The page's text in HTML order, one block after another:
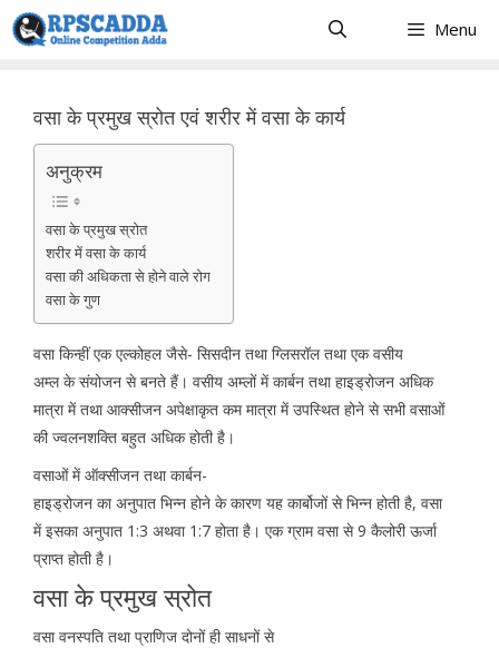
Skip
to
Menu
वसा के प्रमुख स्रोत एवं शरीर में वसा के कार्य
अनुक्रम
वसा के प्रमुख स्रोत
शरीर में वसा के कार्य
वसा की अधिकता से होने वाले रोग
वसा के गुण
वसा किन्हीं एक एल्कोहल जैसे- सिसदीन तथा ग्लिसरॉल तथा एक वसीय
अम्ल के संयोजन से बनते हैं। वसीय अम्लों में कार्बन तथा हाइड्रोजन अधिक
मात्रा में तथा आक्सीजन अपेक्षाकृत कम मात्रा में उपस्थित होने से सभी वसाओं
की ज्वलनशक्ति बहुत अधिक होती है।
वसाओं में ऑक्सीजन तथा कार्बन-
हाइड्रोजन का अनुपात भिन्न होने के कारण यह कार्बोजों से भिन्न होती है, वसा
में इसका अनुपात 1:3 अथवा 1:7 होता है। एक ग्राम वसा से 9 कैलोरी ऊर्जा
प्राप्त होती है।
वसा के प्रमुख स्रोत
वसा वनस्पति तथा प्राणिज दोनों ही साधनों से